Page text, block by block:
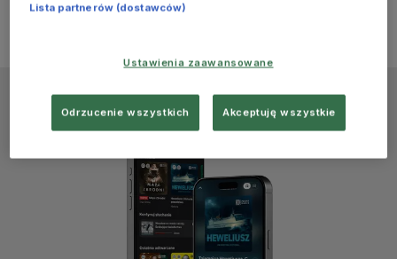
Lista partnerów (dostawców)
Ustawienia zaawansowane
Odrzucenie wszystkich Akceptuję wszystkie